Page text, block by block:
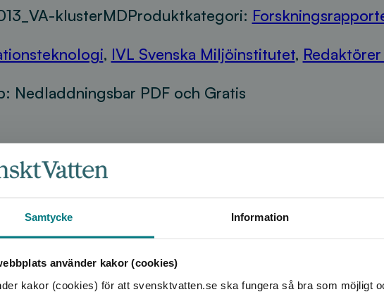
Samtycke Information
använder kakor (cookies)
kakor (cookies) för att svensktvatten.se ska fungera så bra som möjligt
klusterMDProduktkategori:
, IVL Svenska Miljöinstitutet,
Nedladdningsbar PDF och Gratis